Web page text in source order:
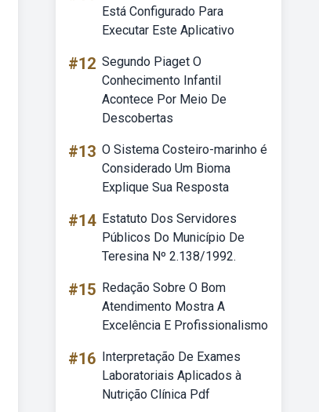
Está Configurado Para
Executar Este Aplicativo
#12 Segundo Piaget O
Conhecimento Infantil
Acontece Por Meio De
Descobertas
#13 O Sistema Costeiro-marinho é
Considerado Um Bioma
Explique Sua Resposta
#14 Estatuto Dos Servidores
Públicos Do Município De
Teresina Nº 2.138/1992.
#15 Redação Sobre O Bom
Atendimento Mostra A
Excelência E Profissionalismo
#16 Interpretação De Exames
Laboratoriais Aplicados à
Nutrição Clínica Pdf